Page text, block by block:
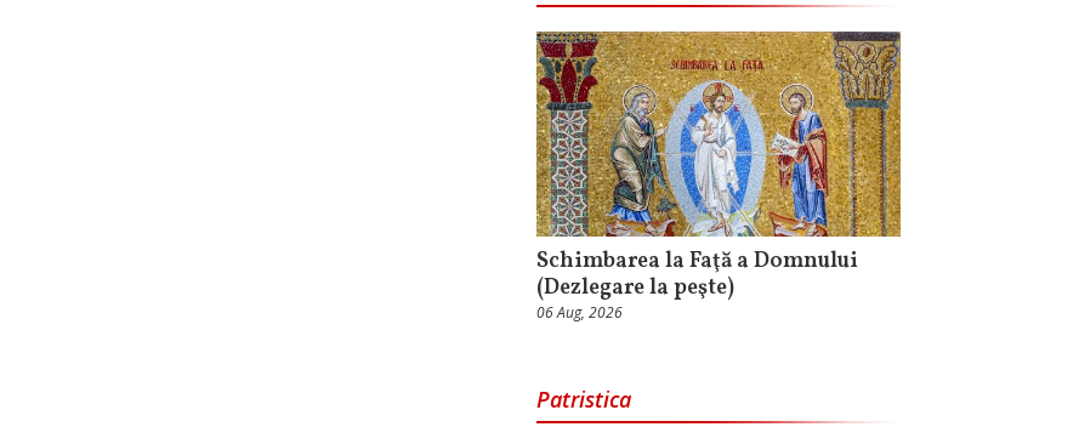
Schimbarea la Faţă a Domnului
(Dezlegare la peşte)
06 Aug, 2026
Patristica